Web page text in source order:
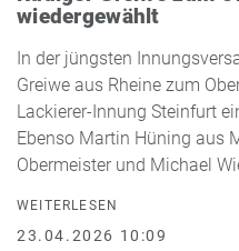
wiedergewählt
In der jüngsten
Greiwe aus Rheine zum
Lackierer-Innung Steinfurt
Ebenso Martin Hüning aus
Obermeister und Michael
WEITERLESEN
23.04.2026 10:09